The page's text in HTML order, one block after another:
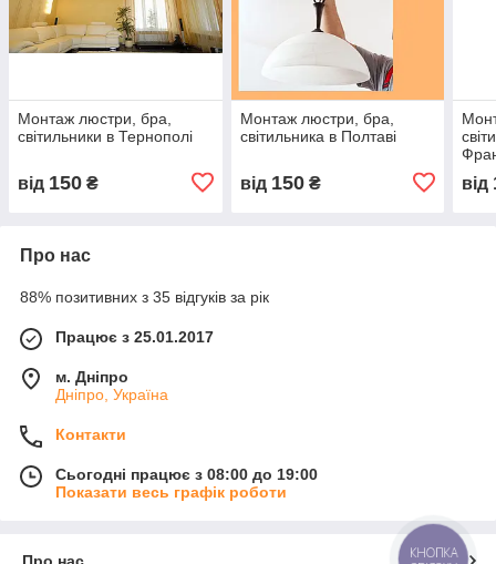
Монтаж люстри, бра,
світильники в Тернополі
від 150 ₴
Монтаж люстри, бра,
світильника в Полтаві
від 150₴ від
Про нас
88% позитивних з 35 відгуків за рік
Працює з 25.01.2017
м. Дніпро
Дніпро, Україна
Контакти
Сьогодні працює з 08:00 до 19:00
Показати весь графік роботи
КНОПКА